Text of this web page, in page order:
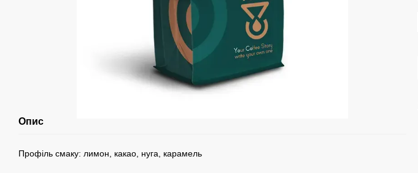
Опис
Профіль смаку: лимон, какао, нуга, карамель